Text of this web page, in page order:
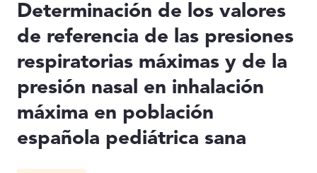
Determinación de los valores
de referencia de las presiones
respiratorias máximas y de la
presión nasal en inhalación
máxima en población
española pediátrica sana